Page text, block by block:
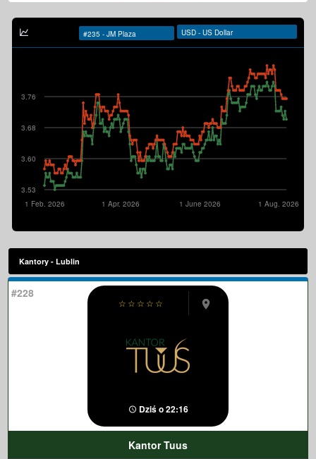
3.53
3.60
3.68
3.76
1 Aug. 2026
1 June 2026
1 Apr. 2026
1 Feb. 2026
Kantory - Lublin
#228
☆
☆
☆
☆
☆
Dziś o 22:16
Kantor Tuus